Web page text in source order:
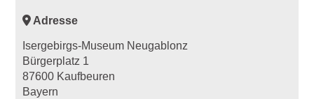
Adresse
Isergebirgs-Museum Neugablonz
Bürgerplatz 1
87600 Kaufbeuren
Bayern